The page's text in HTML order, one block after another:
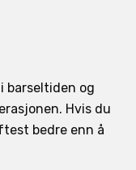
barseltiden og
Hvis du
bedre enn å